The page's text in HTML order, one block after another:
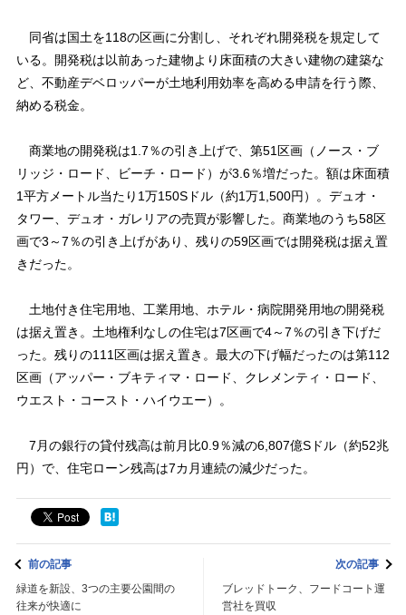
同省は国土を118の区画に分割し、それぞれ開発税を規定して
いる。開発税は以前あった建物より床面積の大きい建物の建築な
ど、不動産デベロッパーが土地利用効率を高める申請を行う際、
納める税金。
商業地の開発税は1.7％の引き上げで、第51区画（ノース・ブ
リッジ・ロード、ビーチ・ロード）が3.6％増だった。額は床面積
1平方メートル当たり1万150Sドル（約1万1,500円）。デュオ・
タワー、デュオ・ガレリアの売買が影響した。商業地のうち58区
画で3～7％の引き上げがあり、残りの59区画では開発税は据え置
きだった。
土地付き住宅用地、工業用地、ホテル・病院開発用地の開発税
は据え置き。土地権利なしの住宅は7区画で4～7％の引き下げだ
った。残りの111区画は据え置き。最大の下げ幅だったのは第112
区画（アッパー・ブキティマ・ロード、クレメンティ・ロード、
ウエスト・コースト・ハイウエー）。
7月の銀行の貸付残高は前月比0.9％減の6,807億Sドル（約52兆
円）で、住宅ローン残高は7カ月連続の減少だった。
前の記事
緑道を新設、3つの主要公園間の
往来が快適に
次の記事
ブレッドトーク、フードコート運
営社を買収